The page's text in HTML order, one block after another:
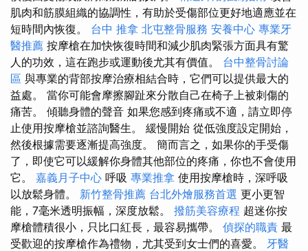
肌肉和筋膜組織的協調性，有助於受傷部位更好地適應並在
短時間內恢復。 台中 推拿 北屯整骨服務 安養中心 專業牙
醫推薦 按摩槍在加快恢復時間和減少肌肉緊張方面具有驚
人的功效，這在跑步或運動後尤其有價值。 台中整骨討論
區 與專業的背部按摩治療相結合時，它們可以提供最大的
益處。 當你可能會摩擦腳趾來分散自己在椅子上被刺傷的
痛苦。 傾聽身體的聲音 如果您感到疼痛或不適，請立即停
止使用按摩槍並諮詢醫生。 緩慢開始 從低強度設定開始，
然後根據需要逐漸提高強度。 簡而言之，如果你的手受傷
了，即使它可以緩解你身體其他部位的疼痛，你也不會使用
它。 嘉義月子中心 呼吸 專業推拿 使用按摩槍時，深呼吸
以放鬆身體。 新竹整骨推薦 台北外燴服務首選 更小更智
能，7毫米透明振幅，深度放鬆。 撥筋美容療程 超迷你按
摩槍體積很小，只比口紅長，最容易攜帶。 偵探的職責 最
受歡迎的按摩槍作為禮物，尤其受到女士們的喜愛。 牙醫